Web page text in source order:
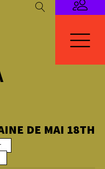
DE MAI 18TH